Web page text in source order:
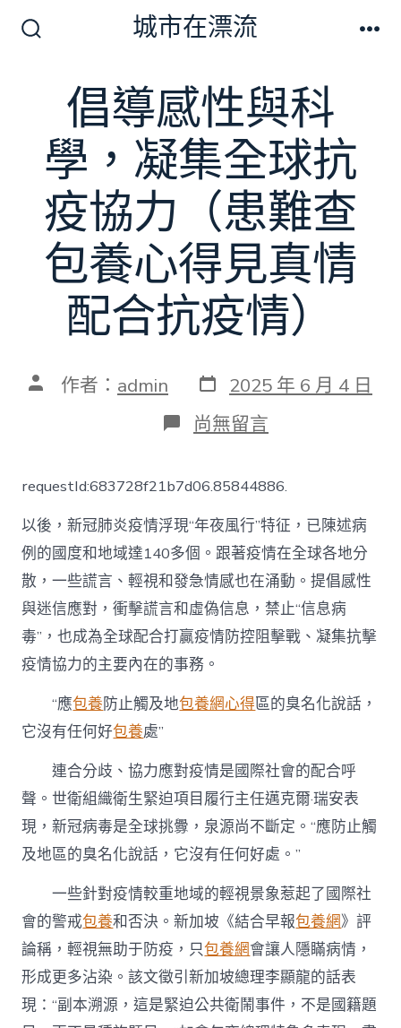
關
城市在漂流
倡導感性與科
學，凝集全球抗
疫協力（患難查
包養心得見真情
配合抗疫情）
文 作者： admin 發
表
日
期
2025 年 6 月 4 日
在
〈倡
感
性
與
科
學，
凝
集
全
球
抗
疫
協
力
（患
包
養
心
得
見
真
配
合
抗
疫
情）〉
中
尚無留言
requestId:683728f21b7d06.85844886.
以後，新冠肺炎疫情浮現“年夜風行”特征，已陳述病
例的國度和地域達140多個。跟著疫情在全球各地分
散，一些謊言、輕視和發急情感也在涌動。提倡感性
與迷信應對，衝擊謊言和虛偽信息，禁止“信息病
毒”，也成為全球配合打贏疫情防控阻擊戰、凝集抗擊
疫情協力的主要內在的事務。
“應包養防止觸及地包養網心得區的臭名化說話，
它沒有任何好包養處”
連合分歧、協力應對疫情是國際社會的配合呼
聲。世衛組織衛生緊迫項目履行主任邁克爾·瑞安表
現，新冠病毒是全球挑釁，泉源尚不斷定。“應防止觸
及地區的臭名化說話，它沒有任何好處。”
一些針對疫情較重地域的輕視景象惹起了國際社
會的警戒包養和否決。新加坡《結合早報包養網》評
論稱，輕視無助于防疫，只包養網會讓人隱瞞病情，
形成更多沾染。該文徵引新加坡總理李顯龍的話表
現：“副本溯源，這是緊迫公共衛鬧事件，不是國籍題